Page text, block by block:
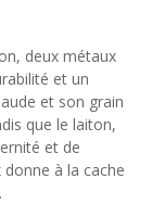
deux métaux
et un
et son grain
que le laiton,
et de
à la cache